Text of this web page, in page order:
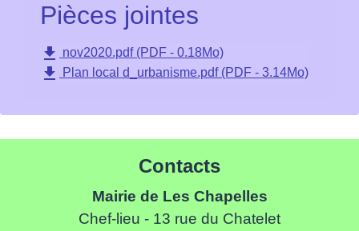
Pièces jointes
file_download nov2020.pdf (PDF - 0.18Mo)
file_download Plan local d_urbanisme.pdf (PDF - 3.14Mo)
Contacts
Mairie de Les Chapelles
Chef-lieu - 13 rue du Chatelet